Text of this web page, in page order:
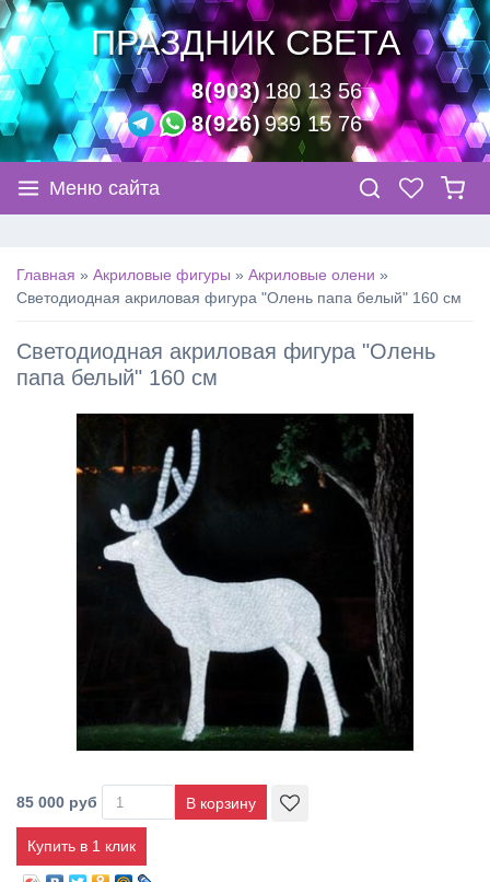
ПРАЗДНИК СВЕТА
8(903)180 13 56
8(926)939 15 76
Меню сайта
Главная » Акриловые фигуры » Акриловые олени »
Светодиодная акриловая фигура "Олень папа белый" 160 см
Светодиодная акриловая фигура "Олень
папа белый" 160 см
85 000 руб
Купить в 1 клик